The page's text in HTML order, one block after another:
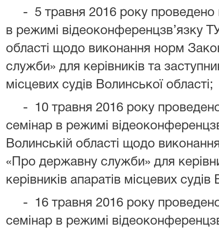
-
5 травня 2016 року
в режимі відеоконференцзв’язку
області щодо виконання норм
служби» для керівників та
місцевих судів Волинської області;
-
10 травня 2016 року
семінар в режимі
Волинській області щодо
«Про державну служби» для
керівників апаратів місцевих судів
-
16 травня 2016 року
семінар в режимі